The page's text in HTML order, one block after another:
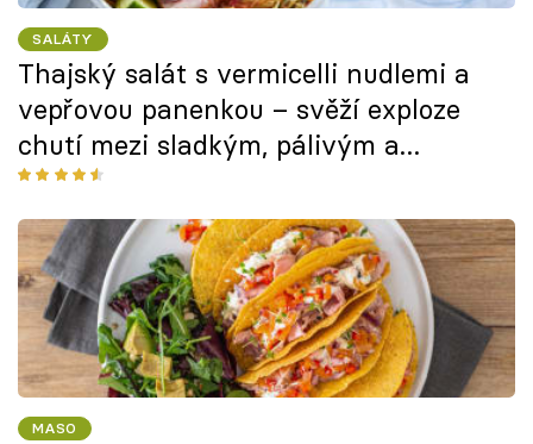
SALÁTY
Thajský salát s vermicelli nudlemi a
vepřovou panenkou – svěží exploze
chutí mezi sladkým, pálivým a
citrusovým tónem
MASO